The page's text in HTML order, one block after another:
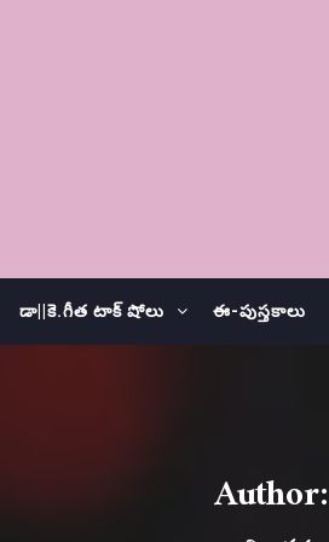
డా||కె.గీత టాక్ షోలు ఈ-పుస్తకాలు
Author: